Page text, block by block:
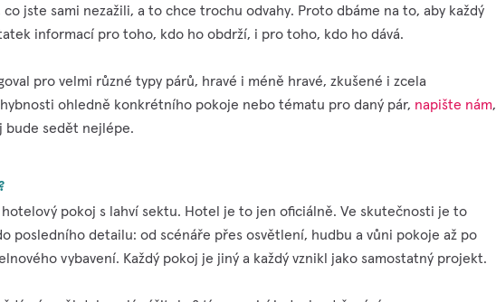
jste sami nezažili, a to chce trochu odvahy. Proto dbáme na to, aby každý
informací pro toho, kdo ho obdrží, i pro toho, kdo ho dává.
pro velmi různé typy párů, hravé i méně hravé, zkušené i zcela
ohledně konkrétního pokoje nebo tématu pro daný pár, napište nám,
bude sedět nejlépe.
pokoj s lahví sektu. Hotel je to jen oficiálně. Ve skutečnosti je to
posledního detailu: od scénáře přes osvětlení, hudbu a vůni pokoje až po
vybavení. Každý pokoj je jiný a každý vznikl jako samostatný projekt.